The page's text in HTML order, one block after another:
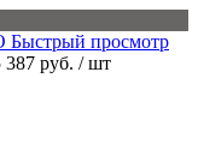
Быстрый просмотр
387 руб. / шт